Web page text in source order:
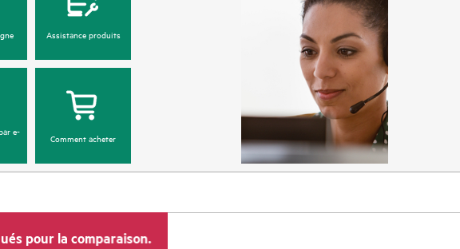
Assistance produits
e-
Comment acheter
pour la comparaison.